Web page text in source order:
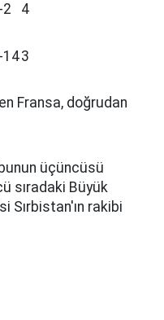
-2 4
-143
Fransa, doğrudan
üçüncüsü
sıradaki Büyük
Sırbistan'ın rakibi